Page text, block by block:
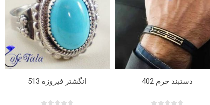
دستبند چرم 402 انگشتر فیروزه 513